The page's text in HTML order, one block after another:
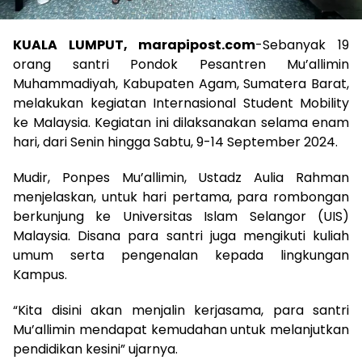
KUALA LUMPUT, marapipost.com-Sebanyak 19
orang santri Pondok Pesantren Mu’allimin
Muhammadiyah, Kabupaten Agam, Sumatera Barat,
melakukan kegiatan Internasional Student Mobility
ke Malaysia. Kegiatan ini dilaksanakan selama enam
hari, dari Senin hingga Sabtu, 9-14 September 2024.
Mudir, Ponpes Mu’allimin, Ustadz Aulia Rahman
menjelaskan, untuk hari pertama, para rombongan
berkunjung ke Universitas Islam Selangor (UIS)
Malaysia. Disana para santri juga mengikuti kuliah
umum serta pengenalan kepada lingkungan
Kampus.
“Kita disini akan menjalin kerjasama, para santri
Mu’allimin mendapat kemudahan untuk melanjutkan
pendidikan kesini” ujarnya.